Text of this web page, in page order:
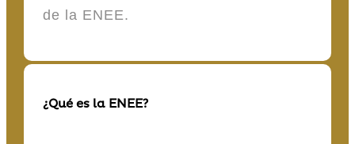
de la ENEE.
¿Qué es la ENEE?